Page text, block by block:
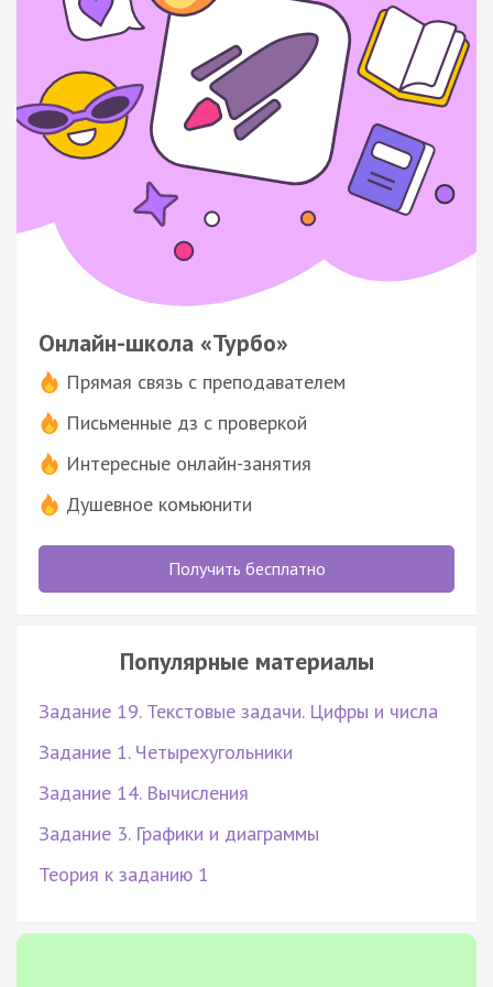
Онлайн-школа «Турбо»
Прямая связь с преподавателем
Письменные дз с проверкой
Интересные онлайн-занятия
Душевное комьюнити
Получить бесплатно
Популярные материалы
Задание 19. Текстовые задачи. Цифры и числа
Задание 1. Четырехугольники
Задание 14. Вычисления
Задание 3. Графики и диаграммы
Теория к заданию 1